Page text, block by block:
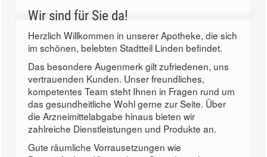
Wir sind für Sie da!
Herzlich Willkommen in unserer Apotheke, die sich
im schönen, belebten Stadtteil Linden befindet.
Das besondere Augenmerk gilt zufriedenen, uns
vertrauenden Kunden. Unser freundliches,
kompetentes Team steht Ihnen in Fragen rund um
das gesundheitliche Wohl gerne zur Seite. Über
die Arzneimittelabgabe hinaus bieten wir
zahlreiche Dienstleistungen und Produkte an.
Gute räumliche Vorrausetzungen wie